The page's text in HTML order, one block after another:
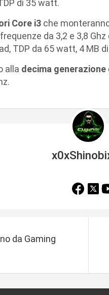
di 35 watt.
Core i3 che
da 3,2 e 3,8
TDP da 65 watt, 4 MB
alla decima generazione
da Gaming